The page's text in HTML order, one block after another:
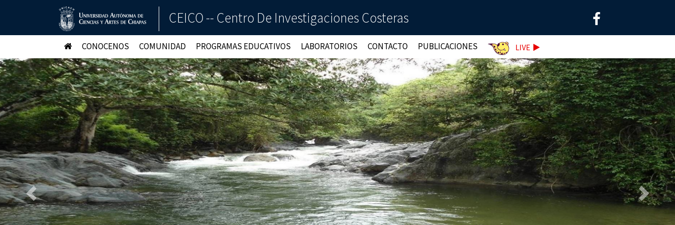
CEICO -- Centro De Investigaciones Costeras
CONOCENOS COMUNIDAD PROGRAMAS EDUCATIVOS LABORATORIOS CONTACTO PUBLICACIONES LIVE
Anterior Siguiente